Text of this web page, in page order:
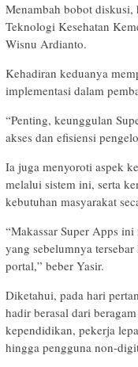
Menambah bobot
Teknologi Kesehatan
Wisnu Ardianto.
Kehadiran keduanya
implementasi dalam
“Penting, keunggulan
akses dan efisiensi
Ia juga menyoroti aspek
melalui sistem ini, serta
kebutuhan masyarakat
“Makassar Super Apps
yang sebelumnya
portal,” beber Yasir.
Diketahui, pada hari
hadir berasal dari
kependidikan, pekerja
hingga pengguna non-